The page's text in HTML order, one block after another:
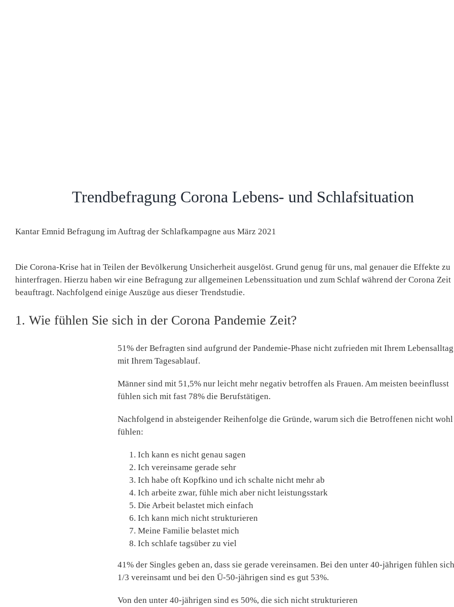
Trendbefragung Corona Lebens- und Schlafsituation
Kantar Emnid Befragung im Auftrag der Schlafkampagne aus März 2021
Die Corona-Krise hat in Teilen der Bevölkerung Unsicherheit ausgelöst. Grund genug für uns, mal genauer die Effekte zu
hinterfragen. Hierzu haben wir eine Befragung zur allgemeinen Lebenssituation und zum Schlaf während der Corona Zeit
beauftragt. Nachfolgend einige Auszüge aus dieser Trendstudie.
1. Wie fühlen Sie sich in der Corona Pandemie Zeit?
51% der Befragten sind aufgrund der Pandemie-Phase nicht zufrieden mit Ihrem
mit Ihrem Tagesablauf.
Männer sind mit 51,5% nur leicht mehr negativ betroffen als Frauen. Am meisten beeinflusst
fühlen sich mit fast 78% die Berufstätigen.
Nachfolgend in absteigender Reihenfolge die Gründe, warum sich die Betroffenen nicht wohl
fühlen:
Ich kann es nicht genau sagen
Ich vereinsame gerade sehr
Ich habe oft Kopfkino und ich schalte nicht mehr ab
Ich arbeite zwar, fühle mich aber nicht leistungsstark
Die Arbeit belastet mich einfach
Ich kann mich nicht strukturieren
Meine Familie belastet mich
Ich schlafe tagsüber zu viel
41% der Singles geben an, dass sie gerade vereinsamen. Bei den unter 40-jährigen fühlen
1/3 vereinsamt und bei den Ü-50-jährigen sind es gut 53%.
Von den unter 40-jährigen sind es 50%, die sich nicht strukturieren